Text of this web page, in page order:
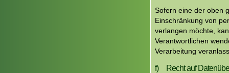
Sofern eine der oben
Einschränkung von
verlangen möchte,
Verantwortlichen
Verarbeitung
f) Recht auf